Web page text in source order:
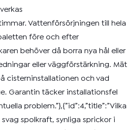
Vattenförsörjningen till hela
före och efter
behöver då borra nya hål eller
eller väggförstärkning. Mät
cisterninstallationen och vad
Garantin täcker installationsfel
problem.”},{”id”:4,”title”:”Vilka
spolkraft, synliga sprickor i